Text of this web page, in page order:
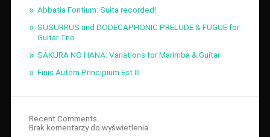
Abbatia Fontium: Suita recorded!
SUSURRUS and DODECAPHONIC PRELUDE & FUGUE for
Guitar Trio
SAKURA NO HANA: Variations for Marimba & Guitar
Finis Autem Principium Est III
Recent Comments
Brak komentarzy do wyświetlenia.